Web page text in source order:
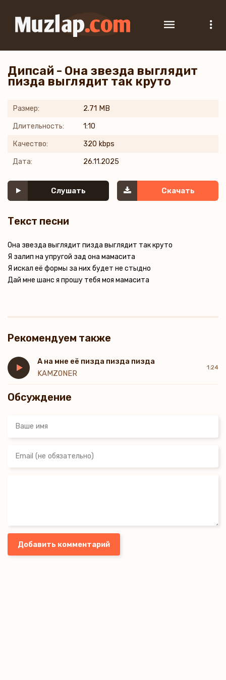
Дипсай - Она звезда выглядит
пизда выглядит так круто
Размер: 2.71 MB
Длительность: 1:10
Качество: 320 kbps
Дата: 26.11.2025
Слушать Скачать
Текст песни
Она звезда выглядит пизда выглядит так круто
Я залип на упругой зад она мамасита
Я искал её формы за них будет не стыдно
Дай мне шанс я прошу тебя моя мамасита
Рекомендуем также
А на мне её пизда пизда пизда
KAMZ0NER
1:24
Обсуждение
Добавить комментарий